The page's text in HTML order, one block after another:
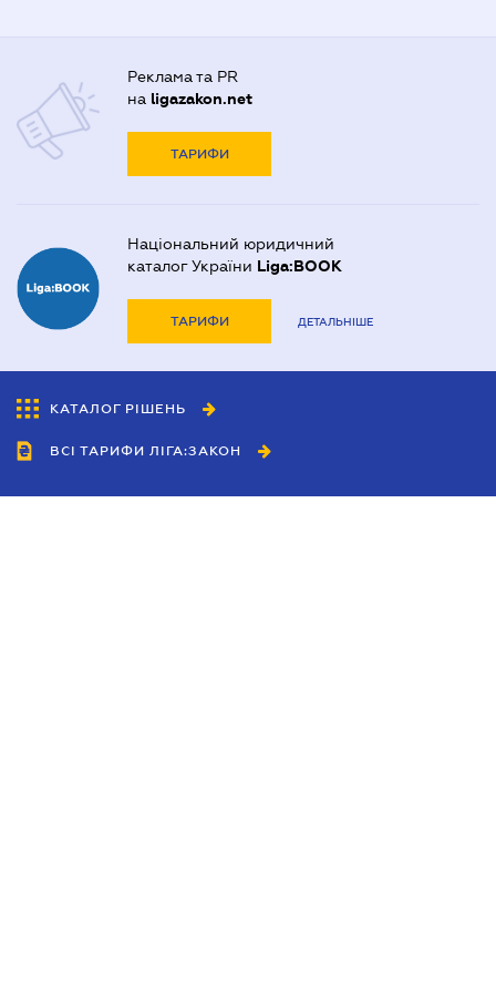
Реклама та PR
на ligazakon.net
ТАРИФИ
Національний юридичний
каталог України Liga:BOOK
ТАРИФИ ДЕТАЛЬНІШЕ
КАТАЛОГ РІШЕНЬ
ВСІ ТАРИФИ ЛІГА:ЗАКОН